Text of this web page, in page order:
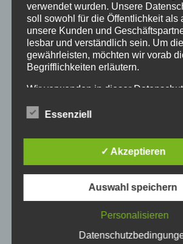
Neueste Beiträge
Sportfest 2026 im Goystadion
Gruß vom Förderverein
Innenhofparty des Kollegiums – Kunst
Gemeinschaft
Exkursionstag der Einführungsphase
verwendet wurden. Unsere
soll sowohl für die Öffentlichkeit als
unsere Kunden und
lesbar und verständlich sein. Um
gewährleisten, möchten wir vorab
Begrifflichkeiten erläutern.
Wir verwenden in dieser
Personenbezogene Daten sind alle
die sich auf eine identifizierte oder
natürliche Person (im Folgenden
Person") beziehen. Als
natürliche Person angesehen, die
indirekt, insbesondere mittels
Kennnummer, zu Standortdaten, zu
Essenziell
✓ Akzeptieren
Auswahl speichern
Personalisieren